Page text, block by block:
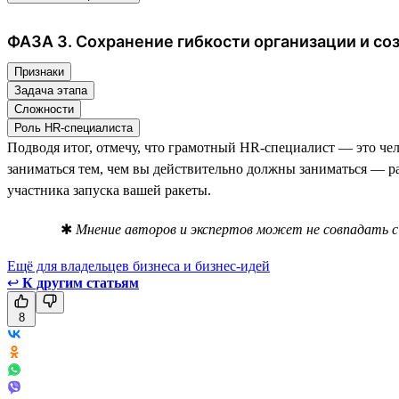
ФАЗА 3. Сохранение гибкости организации и
Признаки
Задача этапа
Сложности
Роль HR-специалиста
Подводя итог, отмечу, что грамотный HR-специалист — это
заниматься тем, чем вы действительно должны заниматься —
участника запуска вашей ракеты.
✱ Мнение авторов и экспертов может не совпадать с
Ещё для владельцев бизнеса и бизнес-идей
↩ К другим статьям
8